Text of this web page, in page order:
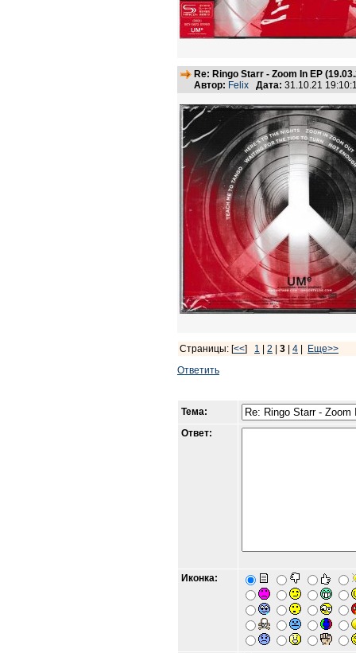
Re: Ringo Starr - Zoom In EP
Автор: Felix Дата: 31.10.21
Страницы: [<<] 1 2 3 4
Еще>>
Ответить
Тема:
Ответ:
Иконка: